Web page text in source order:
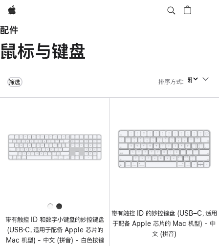
Apple
配件
鼠标与键盘
筛选 排序方式: 排序方式
带有触控 ID 和数字小键盘的妙控键盘
(USB‑C，适用于配备 Apple 芯片的
Mac 机型) - 中文 (拼音) - 白色按键
带有触控 ID 的妙控键盘 (USB–C，适用
于配备 Apple 芯片的 Mac 机型) - 中
文 (拼音)